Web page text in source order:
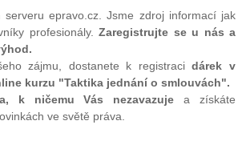
vybranými zvláště
35 / 2000
serveru epravo.cz. Jsme zdroj informací jak
profesionály.Zaregistrujte se u nás a
zájmu, dostanete k registracidárek v
kurzu "Taktika jednání o smlouvách".
k ničemu Vás nezavazuje a získáte
ve světě práva.